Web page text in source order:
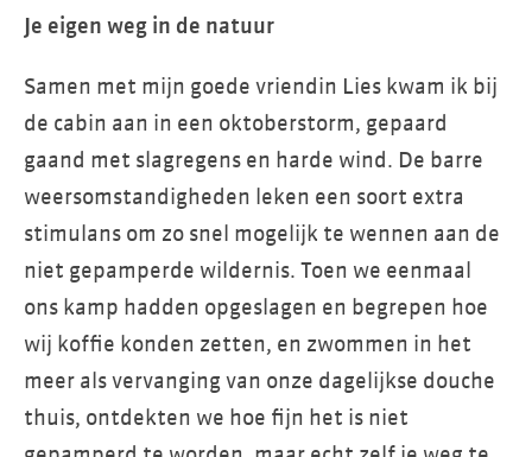
Je eigen weg in de natuur
Samen met mijn goede vriendin Lies kwam ik bij
de cabin aan in een oktoberstorm, gepaard
gaand met slagregens en harde wind. De barre
weersomstandigheden leken een soort extra
stimulans om zo snel mogelijk te wennen aan de
niet gepamperde wildernis. Toen we eenmaal
ons kamp hadden opgeslagen en begrepen hoe
wij koffie konden zetten, en zwommen in het
meer als vervanging van onze dagelijkse douche
thuis, ontdekten we hoe fijn het is niet